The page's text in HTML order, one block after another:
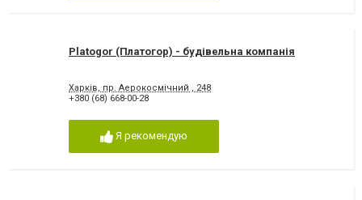
Platogor (Платогор) - будівельна компанія
Харків, пр. Аерокосмічний , 248
+380 (68) 668-00-28
Я рекомендую